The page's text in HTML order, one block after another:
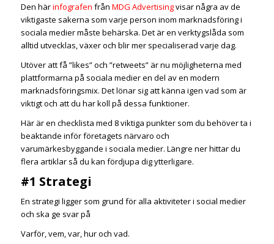
Den härinfografen från MDG Advertisingvisar några av de
viktigaste sakerna som varje person inom marknadsföring i
sociala medier måste behärska. Det är en verktygslåda som
alltid utvecklas, växer och blir mer specialiserad varje dag.
Utöver att få ”likes” och ”retweets” är nu möjligheterna med
plattformarna på sociala medier en del av en modern
marknadsföringsmix. Det lönar sig att känna igen vad som är
viktigt och att du har koll på dessa funktioner.
Här är en checklista med 8 viktiga punkter som du behöver ta i
beaktande inför företagets närvaro och
varumärkesbyggande i sociala medier. Längre ner hittar du
flera artiklar så du kan fördjupa dig ytterligare.
#1 Strategi
En strategi ligger som grund för alla aktiviteter i social medier
och ska ge svar på
Varför, vem, var, hur och vad.